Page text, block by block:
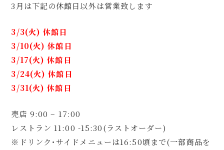
3月は下記の休館日以外は営業致します
3/3(火) 休館日
3/10(火) 休館日
3/17(火) 休館日
3/24(火) 休館日
3/31(火) 休館日
売店 9:00 – 17:00
レストラン 11:00 -15:30(ラストオーダー)
※ドリンク･サイドメニューは16:50頃まで(一部商品を